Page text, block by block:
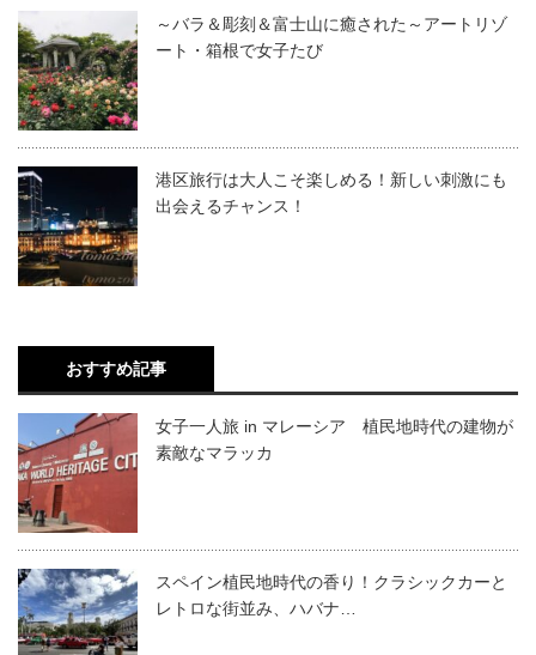
～バラ＆彫刻＆富士山に癒された～アートリゾ
ート・箱根で女子たび
港区旅行は大人こそ楽しめる！新しい刺激にも
出会えるチャンス！
おすすめ記事
女子一人旅 in マレーシア 植民地時代の建物が
素敵なマラッカ
スペイン植民地時代の香り！クラシックカーと
レトロな街並み、ハバナ…